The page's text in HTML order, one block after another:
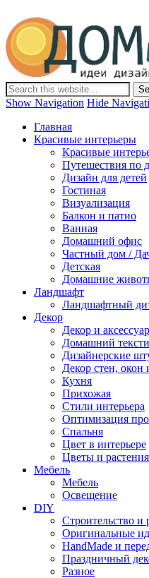
Дом-Цветник
Дизайн интерьера и
Идеи со всего мира.
Show Navigation Hide
Главная
Красивые интерьеры
Красивые
Путешествия по
Дизайн для детей
Гостиная
Визуализация
Балкон и патио
Ванная
Домашний офис
Частный дом /
Детская
Домашние
Ландшафт
Ландшафтный
Декор
Декор и
Домашний
Дизайнерские
Декор стен, окон
Кухня
Прихожая
Стили интерьера
Оптимизация
Спальня
Цвет в интерьере
Цветы и растения
Мебель
Мебель
Освещение
DIY
Строительство и
Оригинальные
HandMade и
Праздничный
Разное